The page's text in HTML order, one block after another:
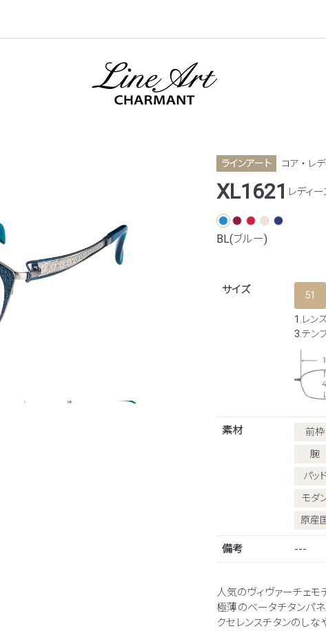
ラインアート コア ・ レ
XL1621 レディー
BL(ブルー)
サイズ 51
1.レン
3.テン
素材 前枠
腕
パッド
モダ
原産
備考 ---
人気のヴィヴァーチェモ
極薄のベータチタンパ
クセレンスチタンのし